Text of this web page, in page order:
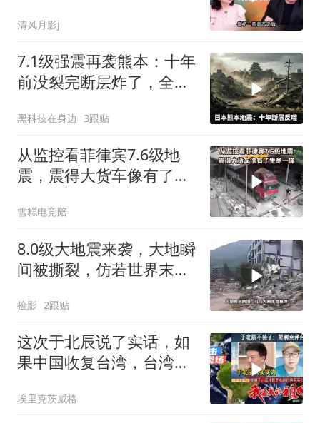
清风月影j
7.1级强震再袭熊本：十年
前没裂完断层炸了，全球
黑科技在身边 3跟贴
从监控看菲律宾7.6级地
震，震得大货车像有了生
雪糕电竞陪
8.0级大地震来袭，大地瞬
间被撕裂，仿若世界末日
捡影 2跟贴
这次于北辰说了实话，如
果中国收复台湾，台湾能
埃里克茨威格